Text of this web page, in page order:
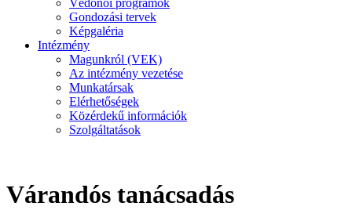
Védőnői programok
Gondozási tervek
Képgaléria
Intézmény
Magunkról (VEK)
Az intézmény vezetése
Munkatársak
Elérhetőségek
Közérdekű információk
Szolgáltatások
Várandós tanácsadás